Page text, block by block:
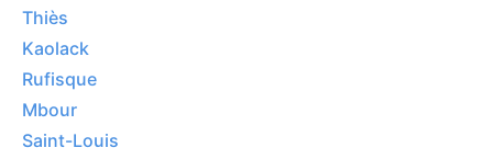
Thiès
Kaolack
Rufisque
Mbour
Saint-Louis